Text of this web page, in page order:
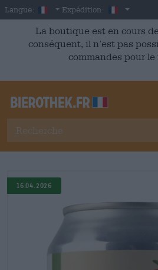
Skip to main content
Langue: French
Expédition: France
La boutique est en cours
conséquent, il n’est pas
commandes pour le
16.04.2026